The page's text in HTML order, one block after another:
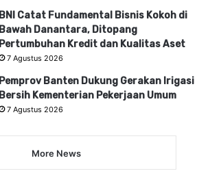
BNI Catat Fundamental Bisnis Kokoh di
Bawah Danantara, Ditopang
Pertumbuhan Kredit dan Kualitas Aset
7 Agustus 2026
Pemprov Banten Dukung Gerakan Irigasi
Bersih Kementerian Pekerjaan Umum
7 Agustus 2026
More News